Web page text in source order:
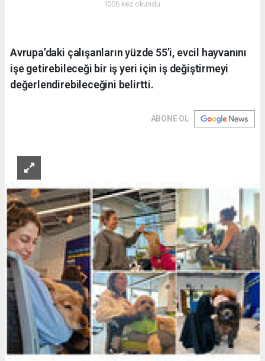
1006 kez okundu.
Avrupa’daki çalışanların yüzde 55’i, evcil hayvanını
işe getirebileceği bir iş yeri için iş değiştirmeyi
değerlendirebileceğini belirtti.
ABONE OL